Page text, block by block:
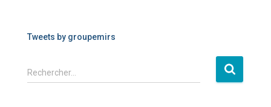
Tweets by groupemirs
Rechercher…